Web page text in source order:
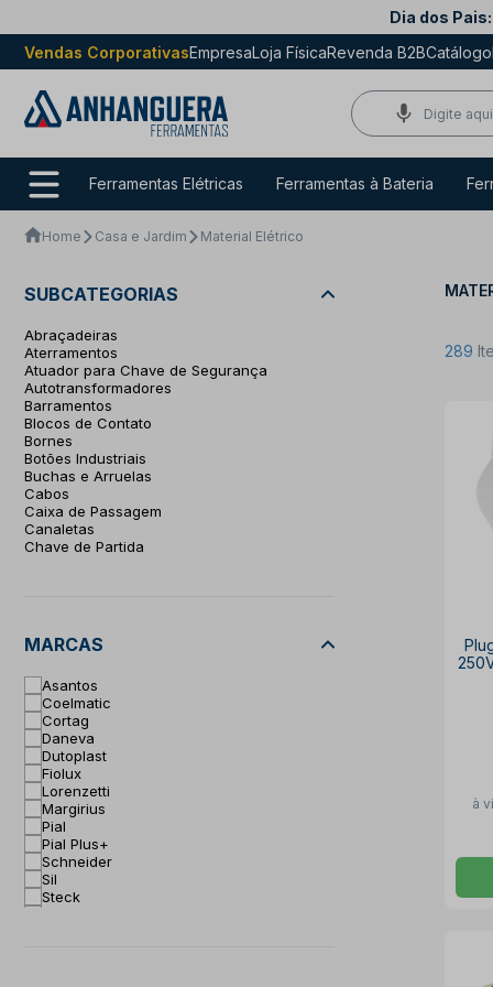
Dia dos Pais:
Vendas CorporativasEmpresaLoja FísicaRevenda B2BCatálogo
Ferramentas Elétricas Ferramentas à Bateria
Home Casa e Jardim Material Elétrico
SUBCATEGORIAS
Abraçadeiras
Aterramentos
Atuador para Chave de Segurança
Autotransformadores
Barramentos
Blocos de Contato
Bornes
Botões Industriais
Buchas e Arruelas
Cabos
Caixa de Passagem
Canaletas
Chave de Partida
Conduletes
Conector Prensa Cabo
Conectores de Pressão
Contatores
Desencapador de Fios
Detector de Tensão
Disjuntores
Dispositivos de Proteção
Eletrodutos
Extensões
Fita isolante
Fonte de Alimentação
Fusíveis
Grampos para Fios e Cabos
Interruptores
MARCAS
Asantos
Coelmatic
Cortag
Daneva
Dutoplast
Fiolux
Lorenzetti
Margirius
Pial
Pial Plus+
Schneider
Sil
Steck
289
à